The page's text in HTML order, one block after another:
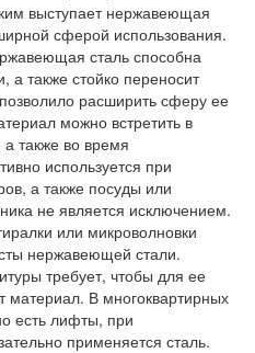
выступает нержавеющая
сферой использования.
сталь способна
а также стойко переносит
расширить сферу ее
можно встретить в
также во время
используется при
а также посуды или
не является исключением.
или микроволновки
нержавеющей стали.
требует, чтобы для ее
материал. В многоквартирных
есть лифты, при
применяется сталь.